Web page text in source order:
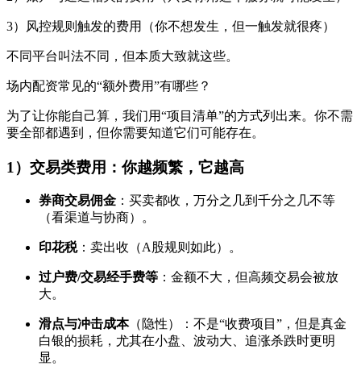
3）风控规则触发的费用（你不想发生，但一触发就很疼）
不同平台叫法不同，但本质大致就这些。
场内配资常见的“额外费用”有哪些？
为了让你能自己算，我们用“项目清单”的方式列出来。你不需
要全部都遇到，但你需要知道它们可能存在。
1）交易类费用：你越频繁，它越高
券商交易佣金 ：买卖都收，万分之几到千分之几不等
（看渠道与协商）。
印花税：卖出收（A股规则如此）。
过户费/交易经手费等 ：金额不大，但高频交易会被放
大。
滑点与冲击成本（隐性）：不是“收费项目”，但是真金
白银的损耗，尤其在小盘、波动大、追涨杀跌时更明
显。